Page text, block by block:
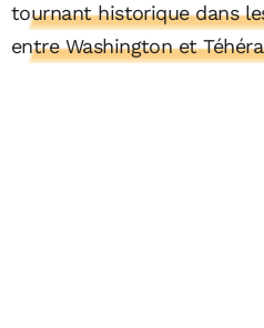
tournant historique dans
entre Washington et